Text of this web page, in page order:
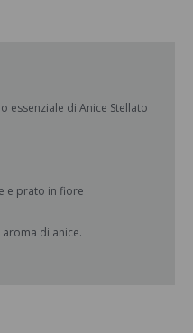
essenziale di Anice Stellato
e prato in fiore
di anice.